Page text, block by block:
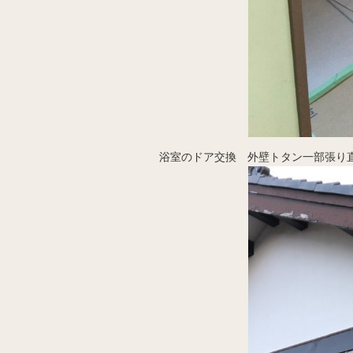
浴室のドア交換 外壁トタン一部張り